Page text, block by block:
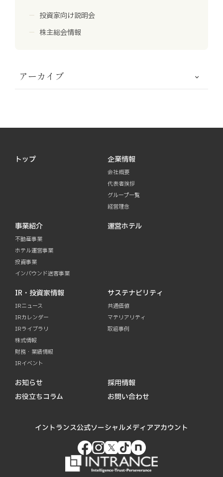
投資家向け説明会
株主総会情報
アーカイブ
トップ 企業情報
会社概要
代表者挨拶
グループ一覧
経営理念
事業紹介
不動産事業
ホテル運営事業
投資事業
インバウンド送客事業
運営ホテル
IR・投資家情報
IRニュース
IRカレンダー
IRライブラリ
株式情報
財務・業績情報
IRイベント
サステナビリティ
共通価値
マテリアリティ
取組事例
お知らせ
お役立ちコラム
採用情報
お問い合わせ
イントランス公式ソーシャルメディアアカウント